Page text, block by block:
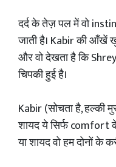
दर्द के तेज़ पल में वो
जाती है। Kabir की आँखें
और वो देखता है कि
चिपकी हुई है।
Kabir (सोचता है, हल्की
शायद ये सिर्फ comfort
या शायद वो हम दोनों के